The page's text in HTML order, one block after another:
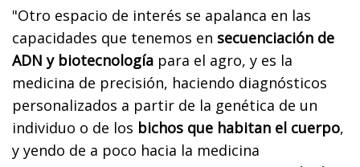
"Otro espacio de interés se apalanca en las
capacidades que tenemos en secuenciación de
ADN y biotecnología para el agro, y es la
medicina de precisión, haciendo diagnósticos
personalizados a partir de la genética de un
individuo o de los bichos que habitan el cuerpo,
y yendo de a poco hacia la medicina